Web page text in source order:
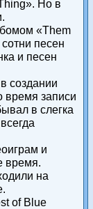
Но в
«Them
песен
и песен
создании
время записи
в слегка
и
время.
на
of Blue